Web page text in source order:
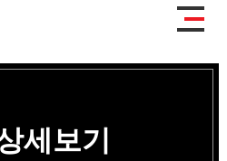
세보기